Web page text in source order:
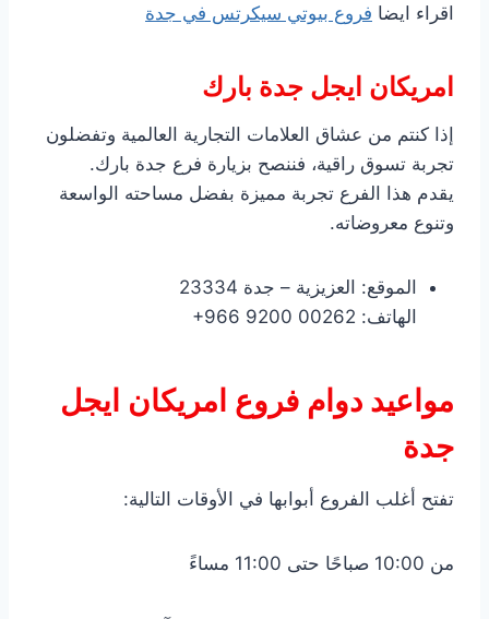
اقراء ايضا فروع بيوتي سيكرتس في جدة
امريكان ايجل جدة بارك
إذا كنتم من عشاق العلامات التجارية العالمية وتفضلون
تجربة تسوق راقية، فننصح بزيارة فرع جدة بارك.
يقدم هذا الفرع تجربة مميزة بفضل مساحته الواسعة
وتنوع معروضاته.
الموقع: العزيزية – جدة 23334
الهاتف: ‎+966 9200 00262
مواعيد دوام فروع امريكان ايجل
جدة
تفتح أغلب الفروع أبوابها في الأوقات التالية:
من 10:00 صباحًا حتى 11:00 مساءً